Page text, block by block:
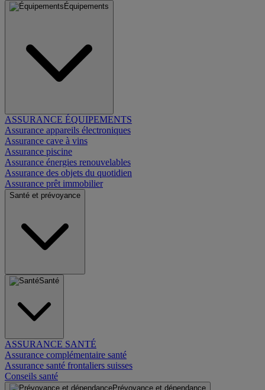
Équipements
ASSURANCE ÉQUIPEMENTS
Assurance appareils électroniques
Assurance cave à vins
Assurance piscine
Assurance énergies renouvelables
Assurance des objets du quotidien
Assurance prêt immobilier
Santé et prévoyance
Santé
ASSURANCE SANTÉ
Assurance complémentaire santé
Assurance santé frontaliers suisses
Conseils santé
Prévoyance et dépendance